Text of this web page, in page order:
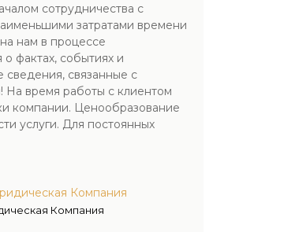
сотрудничества с
затратами времени
нам в процессе
фактах, событиях и
сведения, связанные с
На время работы с клиентом
компании. Ценообразование
услуги. Для постоянных
Компания
Компания